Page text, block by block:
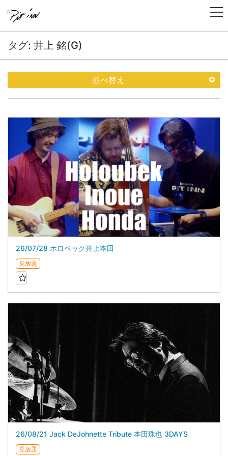
タグ: 井上 銘(G)
並べ替え
26/07/28 ホロベック井上本田
見放題
26/08/21 Jack DeJohnette Tribute 本田珠也 3DAYS
見放題